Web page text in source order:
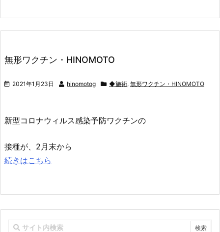
無形ワクチン・HINOMOTO
2021年1月23日 hinomotog ◆施術, 無形ワクチン・HINOMOTO
新型コロナウィルス感染予防ワクチンの
接種が、2月末から
続きはこちら